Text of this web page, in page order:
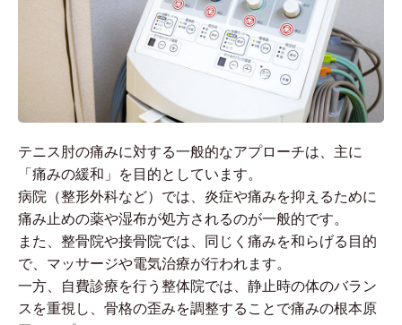
テニス肘の痛みに対する一般的なアプローチは、主に
「痛みの緩和」を目的としています。
病院（整形外科など）では、炎症や痛みを抑えるために
痛み止めの薬や湿布が処方されるのが一般的です。
また、整骨院や接骨院では、同じく痛みを和らげる目的
で、マッサージや電気治療が行われます。
一方、自費診療を行う整体院では、静止時の体のバラン
スを重視し、骨格の歪みを調整することで痛みの根本原